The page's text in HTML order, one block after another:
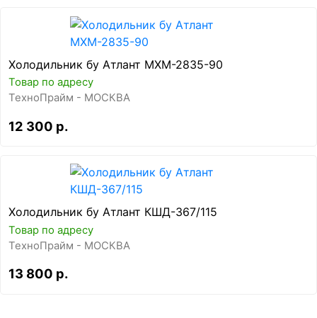
Холодильник бу Атлант МХМ-2835-90
Товар по адресу
ТехноПрайм - МОСКВА
12 300 р.
Холодильник бу Атлант КШД-367/115
Товар по адресу
ТехноПрайм - МОСКВА
13 800 р.